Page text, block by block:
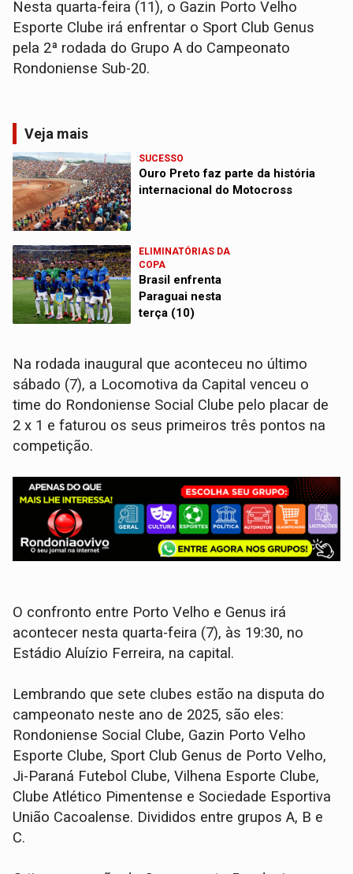
Nesta quarta-feira (11), o Gazin Porto Velho
Esporte Clube irá enfrentar o Sport Club Genus
pela 2ª rodada do Grupo A do Campeonato
Rondoniense Sub-20.
Veja mais
SUCESSO
Ouro Preto faz parte da história
internacional do Motocross
ELIMINATÓRIAS DA
COPA
Brasil enfrenta
Paraguai nesta
terça (10)
Na rodada inaugural que aconteceu no último
sábado (7), a Locomotiva da Capital venceu o
time do Rondoniense Social Clube pelo placar de
2 x 1 e faturou os seus primeiros três pontos na
competição.
O confronto entre Porto Velho e Genus irá
acontecer nesta quarta-feira (7), às 19:30, no
Estádio Aluízio Ferreira, na capital.
Lembrando que sete clubes estão na disputa do
campeonato neste ano de 2025, são eles:
Rondoniense Social Clube, Gazin Porto Velho
Esporte Clube, Sport Club Genus de Porto Velho,
Ji-Paraná Futebol Clube, Vilhena Esporte Clube,
Clube Atlético Pimentense e Sociedade Esportiva
União Cacoalense. Divididos entre grupos A, B e
C.